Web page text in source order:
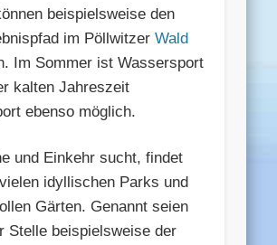
beispielsweise den
im PöllwitzerWald
Im Sommer ist Wassersport
kalten Jahreszeit
ebenso möglich.
und Einkehr sucht, findet
idyllischen Parks und
Gärten. Genannt seien
Stelle beispielsweise der